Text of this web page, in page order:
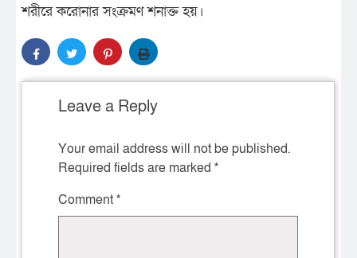
শরীরে করোনার সংক্রমণ শনাক্ত হয়।
Leave a Reply
Your email address will not be published.
Required fields are marked *
Comment*